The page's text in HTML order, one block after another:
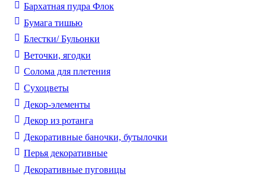
Бархатная пудра Флок
Бумага тишью
Блестки/ Бульонки
Веточки, ягодки
Солома для плетения
Cухоцветы
Декор-элементы
Декор из ротанга
Декоративные баночки, бутылочки
Перья декоративные
Декоративные пуговицы